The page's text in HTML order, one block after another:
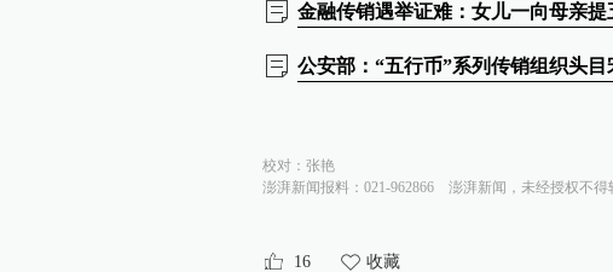
金融传销遇举证难：女儿一向母亲
公安部：“五行币”系列传销组织头
校对： 张艳
澎湃新闻报料：021-962866
澎湃新闻，未经授权不得
16 收藏